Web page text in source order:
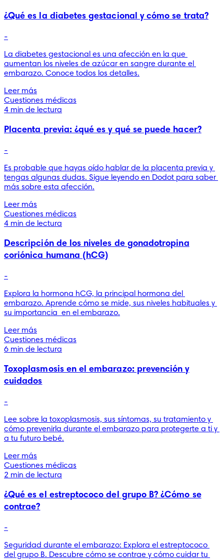
¿Qué es la diabetes gestacional y cómo se trata?
-
La diabetes gestacional es una afección en la que
aumentan los niveles de azúcar en sangre durante el
embarazo. Conoce todos los detalles.
Leer más
Cuestiones médicas
4 min de lectura
Placenta previa: ¿qué es y qué se puede hacer?
-
Es probable que hayas oído hablar de la placenta previa y
tengas algunas dudas. Sigue leyendo en Dodot para saber
más sobre esta afección.
Leer más
Cuestiones médicas
4 min de lectura
Descripción de los niveles de gonadotropina
coriónica humana (hCG)
-
Explora la hormona hCG, la principal hormona del
embarazo. Aprende cómo se mide, sus niveles habituales y
su importancia  en el embarazo.
Leer más
Cuestiones médicas
6 min de lectura
Toxoplasmosis en el embarazo: prevención y
cuidados
-
Lee sobre la toxoplasmosis, sus síntomas, su tratamiento y
cómo prevenirla durante el embarazo para protegerte a ti y
a tu futuro bebé.
Leer más
Cuestiones médicas
2 min de lectura
¿Qué es el estreptococo del grupo B? ¿Cómo se
contrae?
-
Seguridad durante el embarazo: Explora el estreptococo
del grupo B. Descubre cómo se contrae y cómo cuidar tu